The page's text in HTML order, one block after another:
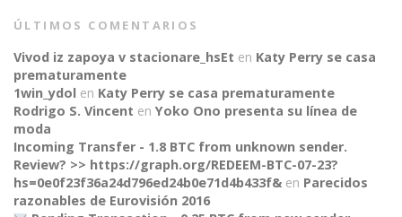
ÚLTIMOS COMENTARIOS
Vivod iz zapoya v stacionare_hsEt en Katy Perry se casa
prematuramente
1win_ydol en Katy Perry se casa prematuramente
Rodrigo S. Vincent en Yoko Ono presenta su línea de
moda
Incoming Transfer - 1.8 BTC from unknown sender.
Review? >> https://graph.org/REDEEM-BTC-07-23?
hs=0e0f23f36a24d796ed24b0e71d4b433f& en Parecidos
razonables de Eurovisión 2016